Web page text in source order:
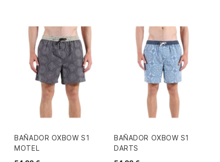
BAÑADOR OXBOW S1
MOTEL
BAÑADOR OXBOW S1
DARTS